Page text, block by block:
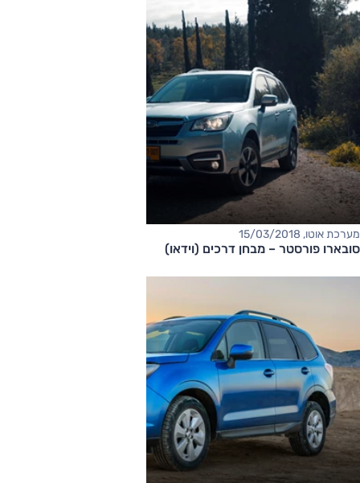
מערכת אוטו, 15/03/2018
סובארו פורסטר – מבחן דרכים (וידאו)